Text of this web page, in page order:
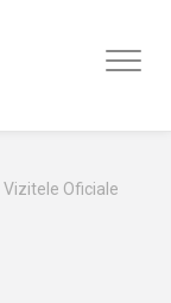
Vizitele Oficiale